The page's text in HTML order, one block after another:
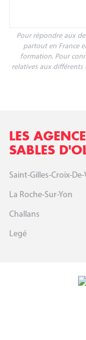
Pour répondre aux
partout en France
formation. Pour
relatives aux différents
LES
SABLES
Saint-Gilles-Croix-De-
La Roche-Sur-Yon
Challans
Legé